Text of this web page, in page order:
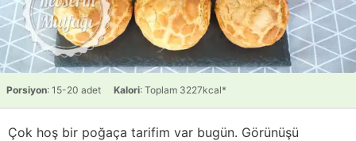
Porsiyon: 15-20 adet Kalori: Toplam 3227kcal*
Çok hoş bir poğaça tarifim var bugün. Görünüşü